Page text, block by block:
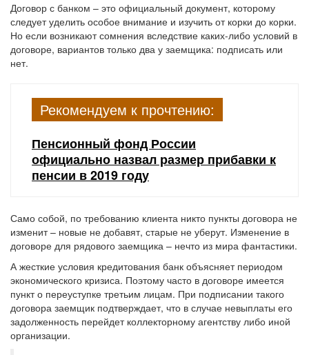
Договор с банком – это официальный документ, которому
следует уделить особое внимание и изучить от корки до корки.
Но если возникают сомнения вследствие каких-либо условий в
договоре, вариантов только два у заемщика: подписать или
нет.
Рекомендуем к прочтению:
Пенсионный фонд России
официально назвал размер прибавки к
пенсии в 2019 году
Само собой, по требованию клиента никто пункты договора не
изменит – новые не добавят, старые не уберут. Изменение в
договоре для рядового заемщика – нечто из мира фантастики.
А жесткие условия кредитования банк объясняет периодом
экономического кризиса. Поэтому часто в договоре имеется
пункт о переуступке третьим лицам. При подписании такого
договора заемщик подтверждает, что в случае невыплаты его
задолженность перейдет коллекторному агентству либо иной
организации.